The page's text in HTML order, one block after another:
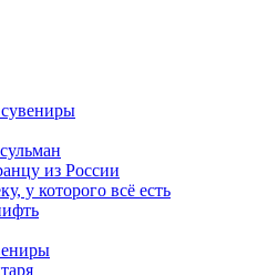
сувениры
из России
у которого всё есть